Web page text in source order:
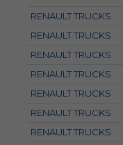
RENAULT TRUCKS
RENAULT TRUCKS
RENAULT TRUCKS
RENAULT TRUCKS
RENAULT TRUCKS
RENAULT TRUCKS
RENAULT TRUCKS